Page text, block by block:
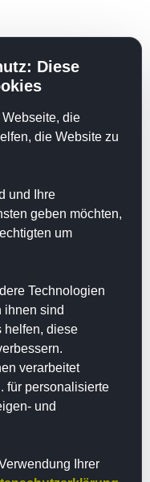
bequem von zu
einen detaillierten
individuellen Werten.
chronischer
Diese
die
die Website zu
und Ihre
geben möchten,
um
Technologien
ihnen sind
helfen, diese
verarbeitet
für personalisierte
und
Ihrer